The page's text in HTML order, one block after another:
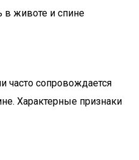
животе и спине
часто сопровождается
Характерные признаки